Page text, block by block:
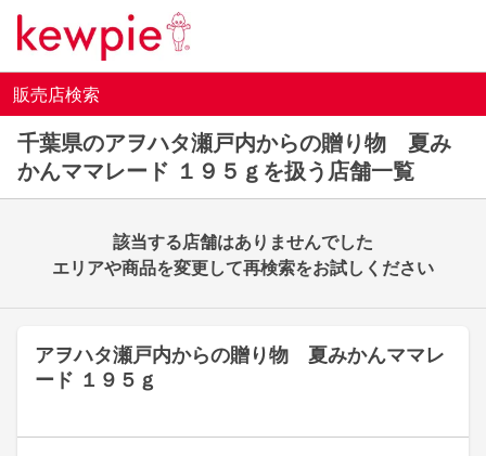
販売店検索
千葉県のアヲハタ瀬戸内からの贈り物 夏み
かんママレード １９５ｇを扱う店舗一覧
アヲハタ瀬戸内からの贈り物 夏みかんママレ
ード １９５ｇ
該当する店舗はありませんでした
エリアや商品を変更して再検索をお試しください